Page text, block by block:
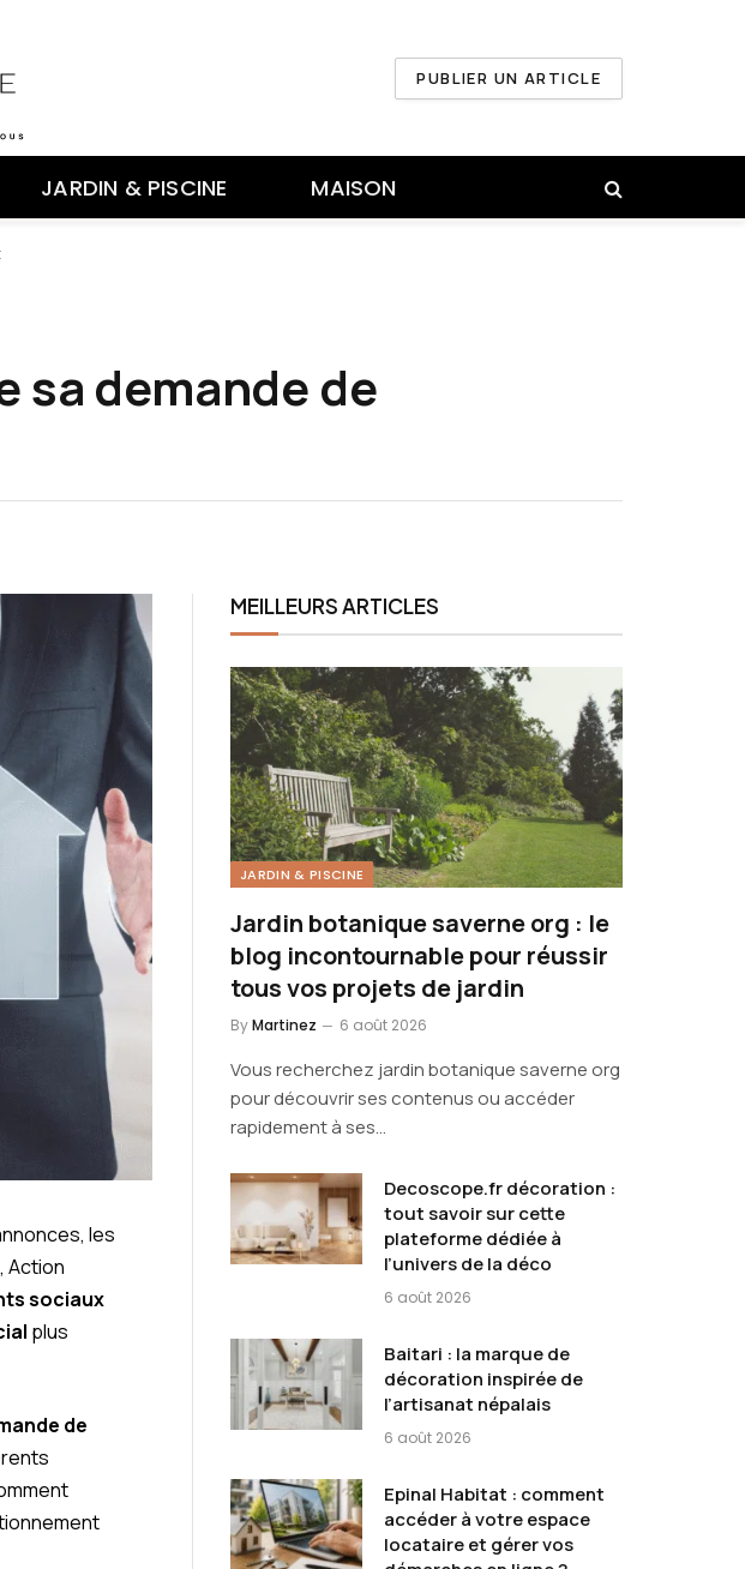
PUBLIER UN ARTICLE
JARDIN & PISCINE MAISON
sa demande de
les
Action
sociaux
plus
de
MEILLEURS ARTICLES
JARDIN & PISCINE
Jardin botanique saverne org : le
blog incontournable pour réussir
tous vos projets de jardin
ByMartinez 6 août 2026
Vous recherchez jardin botanique saverne org
pour découvrir ses contenus ou accéder
rapidement à ses…
Decoscope.fr décoration :
tout savoir sur cette
plateforme dédiée à
l’univers de la déco
6 août 2026
Baitari : la marque de
décoration inspirée de
l’artisanat népalais
6 août 2026
Epinal Habitat : comment
accéder à votre espace
locataire et gérer vos